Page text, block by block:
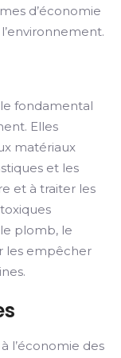
d’économie
fondamental
Elles
matériaux
et les
et à traiter les
plomb, le
les empêcher
l’économie des